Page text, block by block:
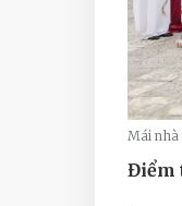
Mái nhà
Điểm